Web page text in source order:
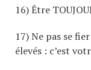
16) Être
17) Ne pas se
élevés : c’est